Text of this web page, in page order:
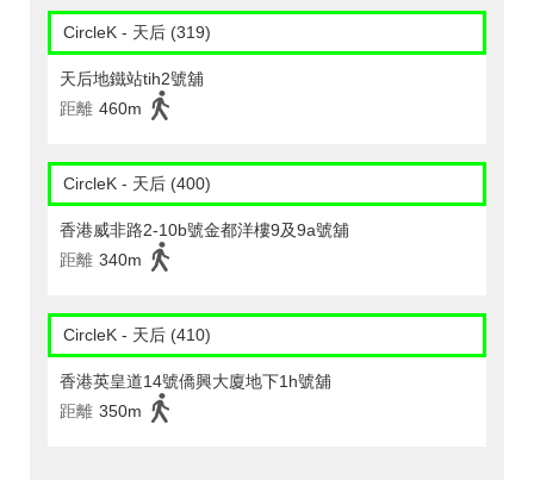
CircleK - 天后 (319)
天后地鐵站tih2號舖
距離 460m
CircleK - 天后 (400)
香港威非路2-10b號金都洋樓9及9a號舖
距離 340m
CircleK - 天后 (410)
香港英皇道14號僑興大廈地下1h號舖
距離 350m